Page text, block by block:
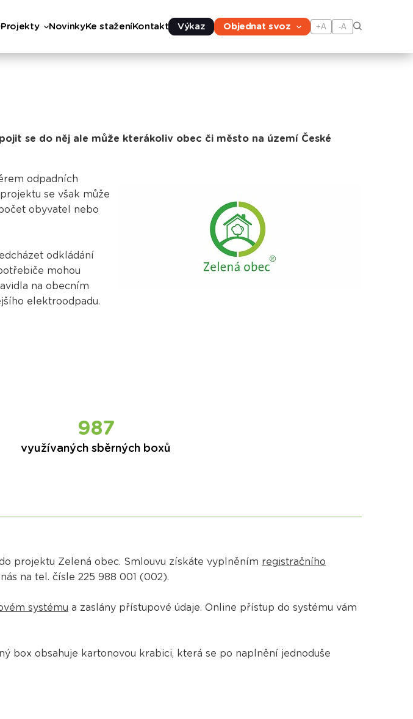
Projekty NovinkyKe staženíKontakt Výkaz Objednat svoz +A -A
se do něj ale může kterákoliv obec či město na území České
odpadních
se však může
obyvatel nebo
odkládání
mohou
na obecním
elektroodpadu.
988
využívaných sběrných boxů
projektu Zelená obec. Smlouvu získáte vyplněním registračního
na tel. čísle 225 988 001 (002).
systému a zaslány přístupové údaje. Online přístup do systému vám
box obsahuje kartonovou krabici, která se po naplnění jednoduše